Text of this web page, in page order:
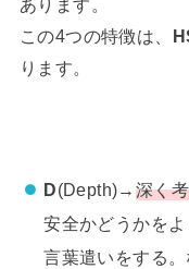
あります。
この4つの特徴は、
ります。
D(Depth)→ 深く
安全かどうかを
言葉遣いをする